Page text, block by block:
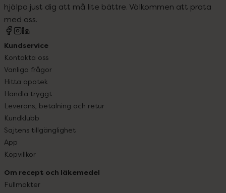
hjälpa just dig att må lite bättre. Välkommen att prata
med oss.
Kundservice
Kontakta oss
Vanliga frågor
Hitta apotek
Handla tryggt
Leverans, betalning och retur
Kundklubb
Sajtens tillgänglighet
App
Köpvillkor
Om recept och läkemedel
Fullmakter